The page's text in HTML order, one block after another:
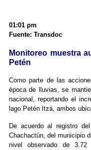
01:01 pm
Fuente: Transdoc
Monitoreo muestra
Petén
Como parte de las
época de lluvias, se
nacional, reportando el
lago Petén Itzá, ambos
De acuerdo al registro
Chachactún, del municipio
nivel observado de 3.72